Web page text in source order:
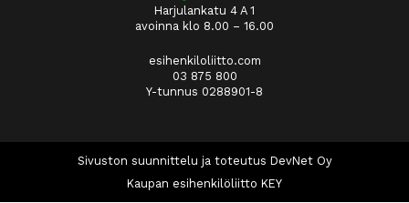
Harjulankatu 4 A 1
avoinna klo 8.00 – 16.00
esihenkiloliitto.com
03 875 800
Y-tunnus 0288901-8
Sivuston suunnittelu ja toteutus DevNet Oy
Kaupan esihenkilöliitto KEY